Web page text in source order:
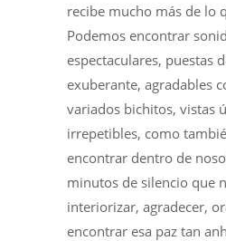
recibe mucho más de lo
Podemos encontrar
espectaculares, puestas
exuberante, agradables
variados bichitos, vistas
irrepetibles, como
encontrar dentro de
minutos de silencio que
interiorizar, agradecer,
encontrar esa paz tan